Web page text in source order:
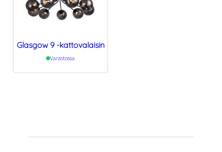
Glasgow 9 -kattovalaisin
Varastossa